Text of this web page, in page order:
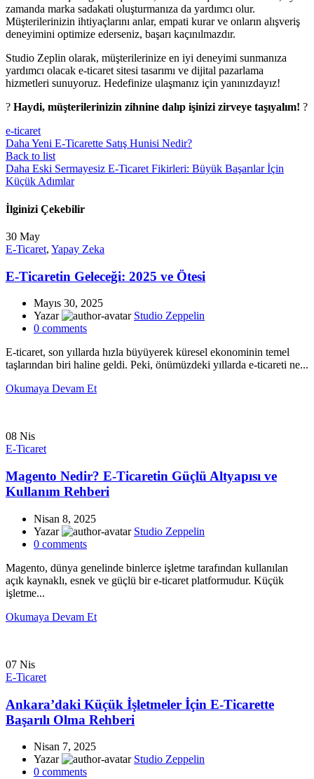
zamanda marka sadakati oluşturmanıza da yardımcı olur.
Müşterilerinizin ihtiyaçlarını anlar, empati kurar ve onların alışveriş
deneyimini optimize ederseniz, başarı kaçınılmazdır.
Studio Zeplin olarak, müşterilerinize en iyi deneyimi sunmanıza
yardımcı olacak e-ticaret sitesi tasarımı ve dijital pazarlama
hizmetleri sunuyoruz. Hedefinize ulaşmanız için yanınızdayız!
? Haydi, müşterilerinizin zihnine dalıp işinizi zirveye taşıyalım! ?
e-ticaret
Daha Yeni E-Ticarette Satış Hunisi Nedir?
Back to list
Daha Eski Sermayesiz E-Ticaret Fikirleri: Büyük Başarılar İçin
Küçük Adımlar
İlginizi Çekebilir
30 May
E-Ticaret, Yapay Zeka
E-Ticaretin Geleceği: 2025 ve Ötesi
Mayıs 30, 2025
Yazar
Studio Zeppelin
0 comments
E-ticaret, son yıllarda hızla büyüyerek küresel ekonominin temel
taşlarından biri haline geldi. Peki, önümüzdeki yıllarda e-ticareti ne...
Okumaya Devam Et
08 Nis
E-Ticaret
Magento Nedir? E-Ticaretin Güçlü Altyapısı ve
Kullanım Rehberi
Nisan 8, 2025
Yazar
Studio Zeppelin
0 comments
Magento, dünya genelinde binlerce işletme tarafından kullanılan
açık kaynaklı, esnek ve güçlü bir e-ticaret platformudur. Küçük
işletme...
Okumaya Devam Et
07 Nis
E-Ticaret
Ankara’daki Küçük İşletmeler İçin E-Ticarette
Başarılı Olma Rehberi
Nisan 7, 2025
Yazar
Studio Zeppelin
0 comments